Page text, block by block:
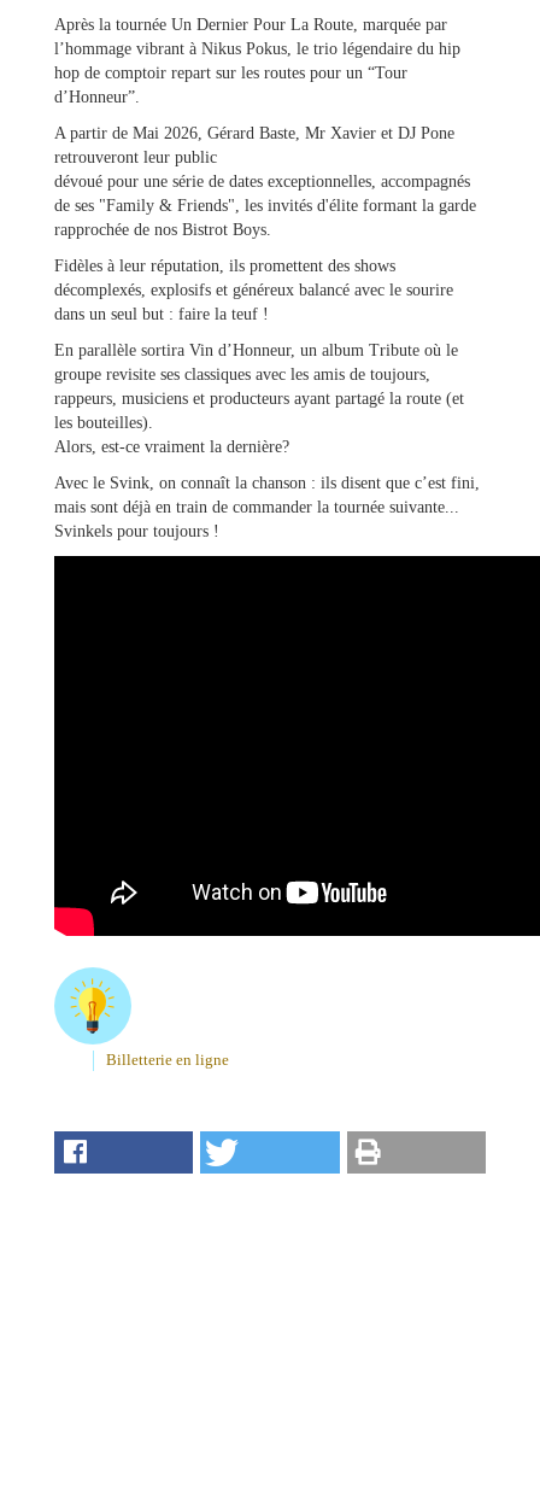
Ma
mairie
démarches
Ma
ville
Culture
&
Loisirs
|
Tourisme
Sports
Billetterie
Après la tournée Un Dernier Pour La Route, marquée par
l’hommage vibrant à Nikus Pokus, le trio légendaire du hip
hop de comptoir repart sur les routes pour un “Tour
d’Honneur”.
A partir de Mai 2026, Gérard Baste, Mr Xavier et DJ Pone
retrouveront leur public
dévoué pour une série de dates exceptionnelles, accompagnés
de ses "Family & Friends", les invités d'élite formant la garde
rapprochée de nos Bistrot Boys.
Fidèles à leur réputation, ils promettent des shows
décomplexés, explosifs et généreux balancé avec le sourire
dans un seul but : faire la teuf !
En parallèle sortira Vin d’Honneur, un album Tribute où le
groupe revisite ses classiques avec les amis de toujours,
rappeurs, musiciens et producteurs ayant partagé la route (et
les bouteilles).
Alors, est-ce vraiment la dernière?
Avec le Svink, on connaît la chanson : ils disent que c’est fini,
mais sont déjà en train de commander la tournée suivante...
Svinkels pour toujours !
Billetterie en ligne